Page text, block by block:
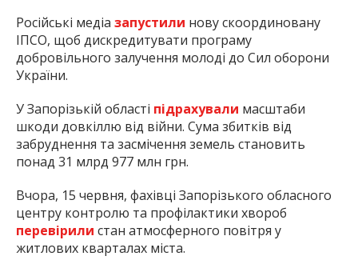
Російські медіа запустили нову скоординовану
ІПСО, щоб дискредитувати програму
добровільного залучення молоді до Сил оборони
України.
У Запорізькій області підрахували масштаби
шкоди довкіллю від війни. Сума збитків від
забруднення та засмічення земель становить
понад 31 млрд 977 млн грн.
Вчора, 15 червня, фахівці Запорізького обласного
центру контролю та профілактики хвороб
перевірили стан атмосферного повітря у
житлових кварталах міста.